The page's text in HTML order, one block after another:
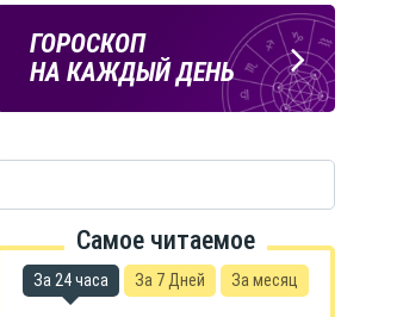
ГОРОСКОП
НА КАЖДЫЙ ДЕНЬ
ПОГОДА
В БЕЛГОРОДЕ
Подпишись
на тг-канал
«МОЁ! Белгород»
Самое читаемое
За 24 часа За 7 Дней За месяц